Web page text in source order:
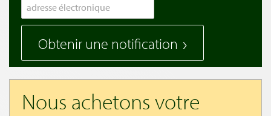
Obtenir une notification
Nous achetons votre